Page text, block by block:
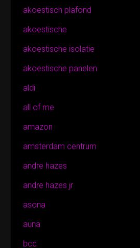
akoestisch plafond
akoestische
akoestische isolatie
akoestische panelen
aldi
all of me
amazon
amsterdam centrum
andre hazes
andre hazes jr
asona
auna
bcc